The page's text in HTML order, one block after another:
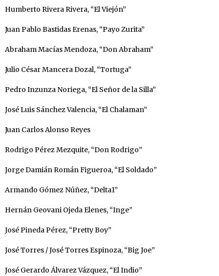
Humberto Rivera Rivera, “El Viejón”
Juan Pablo Bastidas Erenas, “Payo Zurita”
Abraham Macías Mendoza, “Don Abraham”
Julio César Mancera Dozal, “Tortuga”
Pedro Inzunza Noriega, “El Señor de la Silla”
José Luis Sánchez Valencia, “El Chalaman”
Juan Carlos Alonso Reyes
Rodrigo Pérez Mezquite, “Don Rodrigo”
Jorge Damián Román Figueroa, “El Soldado”
Armando Gómez Núñez, “Delta1”
Hernán Geovani Ojeda Elenes, “Inge”
José Pineda Pérez, “Pretty Boy”
José Torres / José Torres Espinoza, “Big Joe”
José Gerardo Álvarez Vázquez, “El Indio”